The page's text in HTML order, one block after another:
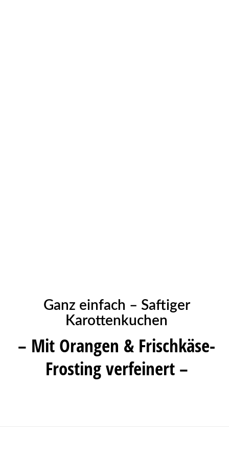
Ganz einfach – Saftiger
Karottenkuchen
– Mit Orangen & Frischkäse-
Frosting verfeinert –